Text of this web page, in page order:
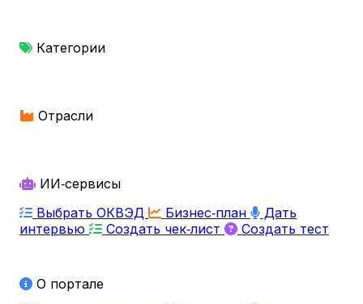
Категории
Отрасли
ИИ‑сервисы
Выбрать ОКВЭД
Бизнес‑план
Дать
интервью
Создать чек‑лист Создать тест
О портале